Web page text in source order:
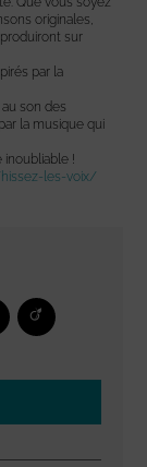
originales,
sur
par la
son des
la musique qui
!
les-voix/